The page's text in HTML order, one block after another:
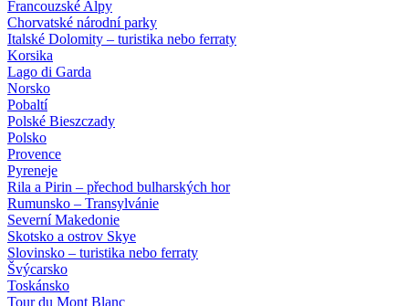
Francouzské Alpy
Chorvatské národní parky
Italské Dolomity – turistika nebo ferraty
Korsika
Lago di Garda
Norsko
Pobaltí
Polské Bieszczady
Polsko
Provence
Pyreneje
Rila a Pirin – přechod bulharských hor
Rumunsko – Transylvánie
Severní Makedonie
Skotsko a ostrov Skye
Slovinsko – turistika nebo ferraty
Švýcarsko
Toskánsko
Tour du Mont Blanc